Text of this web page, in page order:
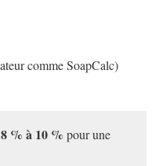
comme SoapCalc)
% à 10 % pour une